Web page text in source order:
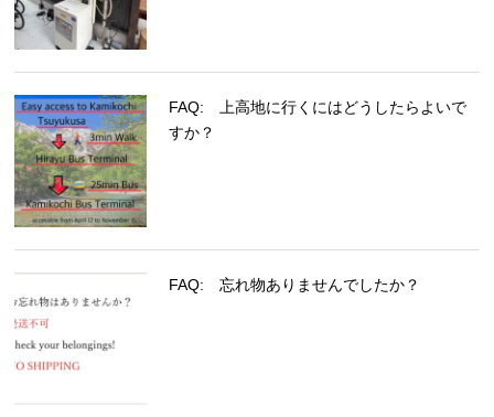
FAQ: 上高地に行くにはどうしたらよいで
すか？
FAQ: 忘れ物ありませんでしたか？